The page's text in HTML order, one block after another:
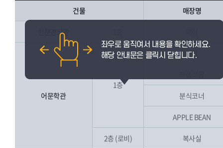
건물 매장명
인문경상관
어문학관
1층
매점
분식코너
APPLE BEAN
2층 (로비) 복사실